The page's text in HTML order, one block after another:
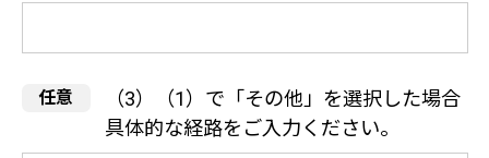
（3）（1）で「その他」を選択した場合
具体的な経路をご入力ください。